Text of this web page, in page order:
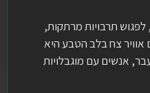
תרבויות מרתקות,
אוויר צח בלב הטבע היא
אנשים עם מוגבלויות